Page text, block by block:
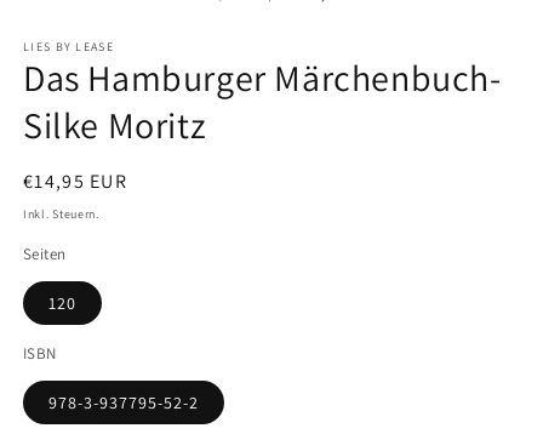
LIES BY LEASE
Das Hamburger Märchenbuch-
Silke Moritz
Normaler
Preis
€14,95 EUR
Inkl. Steuern.
Seiten
120
ISBN
978-3-937795-52-2